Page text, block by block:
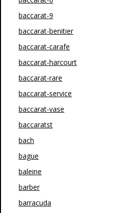
baccarat-9
baccarat-benitier
baccarat-carafe
baccarat-harcourt
baccarat-rare
baccarat-service
baccarat-vase
baccaratst
bach
bague
baleine
barber
barracuda